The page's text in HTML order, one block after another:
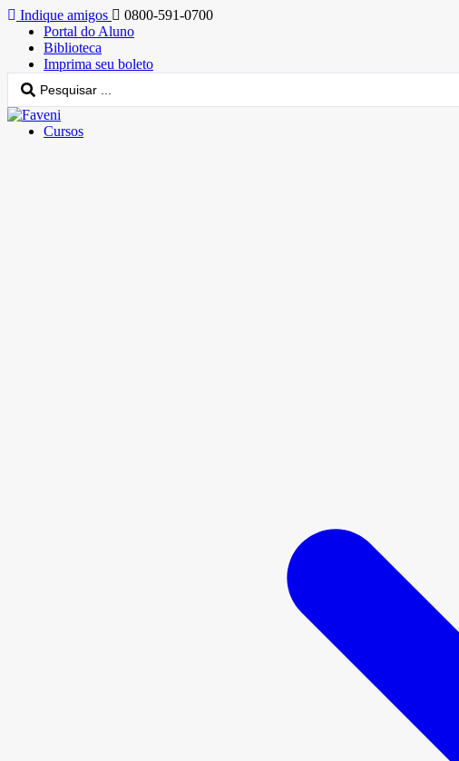
Indique amigos
0800-591-0700
Portal do Aluno
Biblioteca
Imprima seu boleto
Cursos